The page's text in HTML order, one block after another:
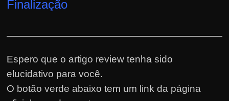
Finalização
Espero que o artigo review tenha sido
elucidativo para você.
O botão verde abaixo tem um link da página